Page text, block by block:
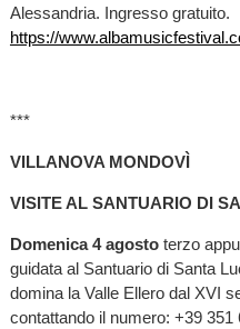
Alessandria. Ingresso gratuito.
https://
***
VILLANOVA MONDOVÌ
VISITE AL SANTUARIO DI
Domenica 4 agostoterzo
guidata al Santuario di Santa
domina la Valle Ellero dal XVI
contattando il numero: +39